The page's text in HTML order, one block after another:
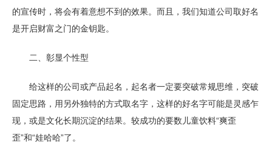
的宣传时，将会有着意想不到的效果。而且，我们知道公司取好名
是开启财富之门的金钥匙。
二、彰显个性型
给这样的公司或产品起名，起名者一定要突破常规思维，突破
固定思路，用另外独特的方式取名字，这样的好名字可能是灵感乍
现，或是文化长期沉淀的结果。较成功的要数儿童饮料“爽歪
歪”和“娃哈哈”了。